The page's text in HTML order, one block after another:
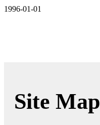
1996-01-01
Site Map